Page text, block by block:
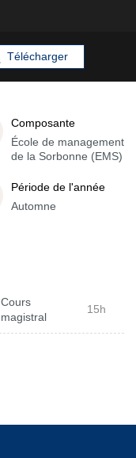
Télécharger
Composante
École de management
de la Sorbonne (EMS)
Période de l'année
Automne
Cours
magistral
15h